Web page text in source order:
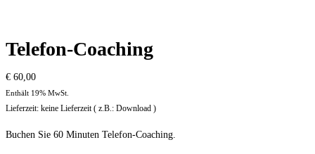
Telefon-Coaching
€ 60,00
Enthält 19% MwSt.
Lieferzeit: keine Lieferzeit ( z.B.: Download )
Buchen Sie 60 Minuten Telefon-Coaching.